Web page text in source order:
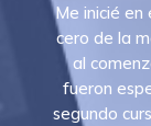
Me inicié
cero de la
al
fueron
segundo